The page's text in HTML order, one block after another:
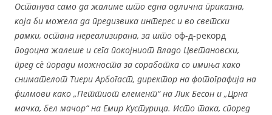
Останува само да жалиме што една одлична приказна,
која би можела да предизвика интерес и во светски
рамки, остана нереализирана, за што оф-д-рекорд
подоцна жалеше и сега покојниот Владо Цветановски,
пред сè поради можноста за соработка со имиња како
снимателот Тиери Арбогаст, директор на фотографија на
филмови како „Петтиот елемент“ на Лик Бесон и „Црна
мачка, бел мачор“ на Емир Кустурица. Исто така, според